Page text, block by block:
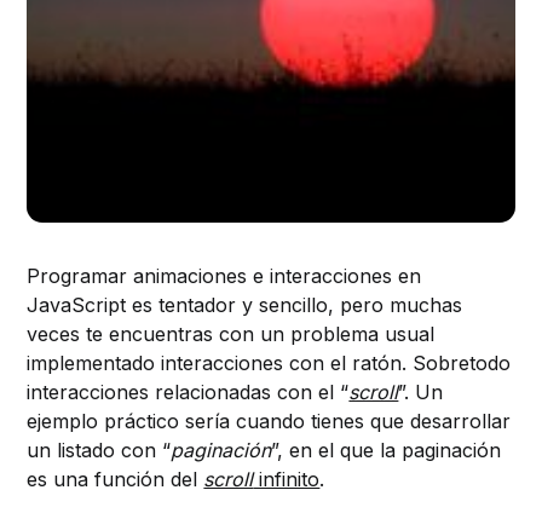
Programar animaciones e interacciones en
JavaScript es tentador y sencillo, pero muchas
veces te encuentras con un problema usual
implementado interacciones con el ratón. Sobretodo
interacciones relacionadas con el “scroll”. Un
ejemplo práctico sería cuando tienes que desarrollar
un listado con “paginación”, en el que la paginación
es una función del scrollinfinito.